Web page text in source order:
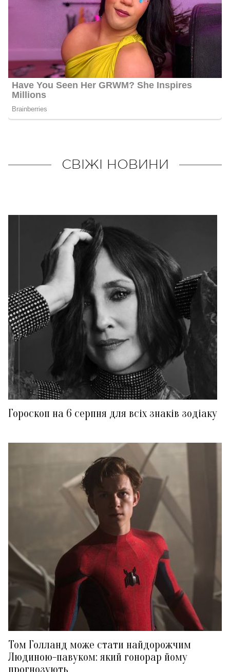
СВІЖІ НОВИНИ
Гороскоп на 6 серпня для всіх знаків зодіаку
Том Голланд може стати найдорожчим
Людиною-павуком: який гонорар йому